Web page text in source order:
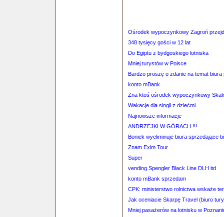
Ośrodek wypoczynkowy Zagroń
348 tysięcy gości w 12 lat
Do Egiptu z bydgoskiego lotniska
Mniej turystów w Polsce
Bardzo proszę o zdanie na temat
konto mBank
Zna ktoś ośrodek wypoczynkowy
Wakacje dla singli z dziećmi
Najnowsze informacje
ANDRZEJKI W GÓRACH !!!
Boniek wyeliminuje biura sprzedające
Znam Exim Tour
Super
vending Spengler Black Line DLH itd
konto mBank sprzedam
CPK: ministerstwo rolnictwa wskaże
Jak oceniacie Skarpę Travel (biuro
Mniej pasażerów na lotnisku w